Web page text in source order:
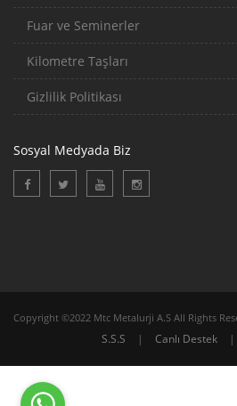
Fuar ve Seminerler
Kilometre Taşları
Gizlilik Politikası
Sosyal Medyada Biz
Copyright ©2022 Mtc Metalurji A.S All Rights
S.S.S | Canlı Destek |